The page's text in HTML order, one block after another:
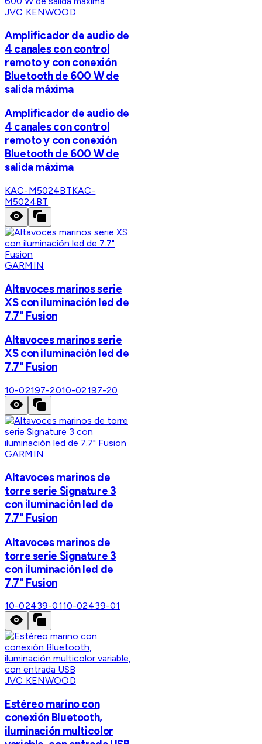
JVC KENWOOD
Amplificador de audio de
4 canales con control
remoto y con conexión
Bluetooth de 600 W de
salida máxima
Amplificador de audio de
4 canales con control
remoto y con conexión
Bluetooth de 600 W de
salida máxima
KAC-M5024BTKAC-
M5024BT
GARMIN
Altavoces marinos serie
XS con iluminación led de
7.7" Fusion
Altavoces marinos serie
XS con iluminación led de
7.7" Fusion
10-02197-2010-02197-20
GARMIN
Altavoces marinos de
torre serie Signature 3
con iluminación led de
7.7" Fusion
Altavoces marinos de
torre serie Signature 3
con iluminación led de
7.7" Fusion
10-02439-0110-02439-01
JVC KENWOOD
Estéreo marino con
conexión Bluetooth,
iluminación multicolor